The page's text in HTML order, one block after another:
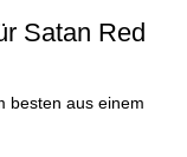
Satan Red
besten aus einem